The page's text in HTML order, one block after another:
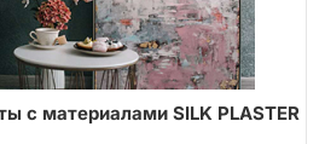
с материалами SILK PLASTER